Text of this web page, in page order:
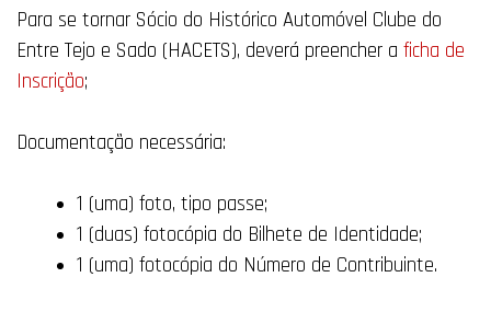
Para se tornar Sócio do Histórico Automóvel Clube do
Entre Tejo e Sado (HACETS), deverá preencher a ficha de
Inscrição;
Documentação necessária:
1 (uma) foto, tipo passe;
1 (duas) fotocópia do Bilhete de Identidade;
1 (uma) fotocópia do Número de Contribuinte.